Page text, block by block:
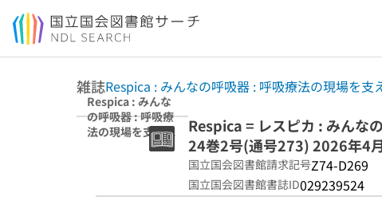
本文へ移動
雑誌Respica : みんなの呼吸器 : 呼吸療法の現場を支
Respica : みんな
の呼吸器 : 呼吸療
法の現場を支える
専門誌 24巻2号
Respica = レスピカ : みんな
24巻2号(通号273) 2026年4
国立国会図書館請求記号Z74-D269
国立国会図書館書誌ID029239524